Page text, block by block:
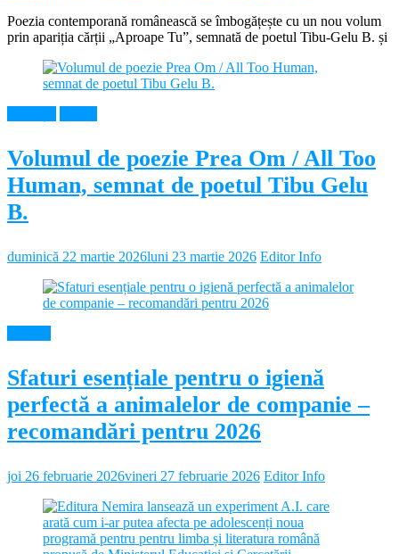
Poezia contemporană românească se îmbogățește cu un nou volum
prin apariția cărții „Aproape Tu”, semnată de poetul Tibu-Gelu B. și
Volumul de poezie Prea Om / All Too
Human, semnat de poetul Tibu Gelu
B.
duminică 22 martie 2026luni 23 martie 2026 Editor Info
Sfaturi esențiale pentru o igienă
perfectă a animalelor de companie –
recomandări pentru 2026
joi 26 februarie 2026vineri 27 februarie 2026 Editor Info